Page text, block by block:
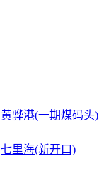
黄骅港(一期煤码头)
七里海(新开口)